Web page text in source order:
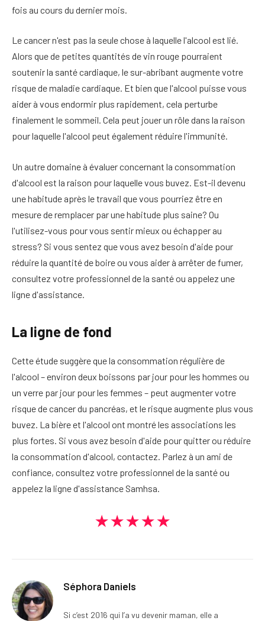
fois au cours du dernier mois.
Le cancer n'est pas la seule chose à laquelle l'alcool est lié.
Alors que de petites quantités de vin rouge pourraient
soutenir la santé cardiaque, le sur-abribant augmente votre
risque de maladie cardiaque. Et bien que l'alcool puisse vous
aider à vous endormir plus rapidement, cela perturbe
finalement le sommeil. Cela peut jouer un rôle dans la raison
pour laquelle l'alcool peut également réduire l'immunité.
Un autre domaine à évaluer concernant la consommation
d'alcool est la raison pour laquelle vous buvez. Est-il devenu
une habitude après le travail que vous pourriez être en
mesure de remplacer par une habitude plus saine? Ou
l'utilisez-vous pour vous sentir mieux ou échapper au
stress? Si vous sentez que vous avez besoin d'aide pour
réduire la quantité de boire ou vous aider à arrêter de fumer,
consultez votre professionnel de la santé ou appelez une
ligne d'assistance.
La ligne de fond
Cette étude suggère que la consommation régulière de
l'alcool – environ deux boissons par jour pour les hommes ou
un verre par jour pour les femmes – peut augmenter votre
risque de cancer du pancréas, et le risque augmente plus vous
buvez. La bière et l'alcool ont montré les associations les
plus fortes. Si vous avez besoin d'aide pour quitter ou réduire
la consommation d'alcool, contactez. Parlez à un ami de
confiance, consultez votre professionnel de la santé ou
appelez la ligne d'assistance Samhsa.
★★★★★
Séphora Daniels
Si c’est 2016 qui l’a vu devenir maman, elle a